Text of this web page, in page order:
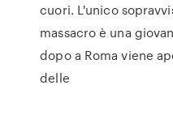
cuori. L'unico
massacro è una
dopo a Roma viene
delle